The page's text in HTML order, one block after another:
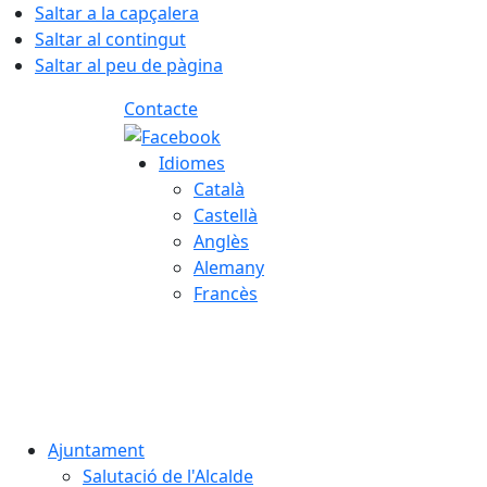
Saltar a la capçalera
Saltar al contingut
Saltar al peu de pàgina
Contacte
Idiomes
Català
Castellà
Anglès
Alemany
Francès
Ajuntament
Salutació de l'Alcalde